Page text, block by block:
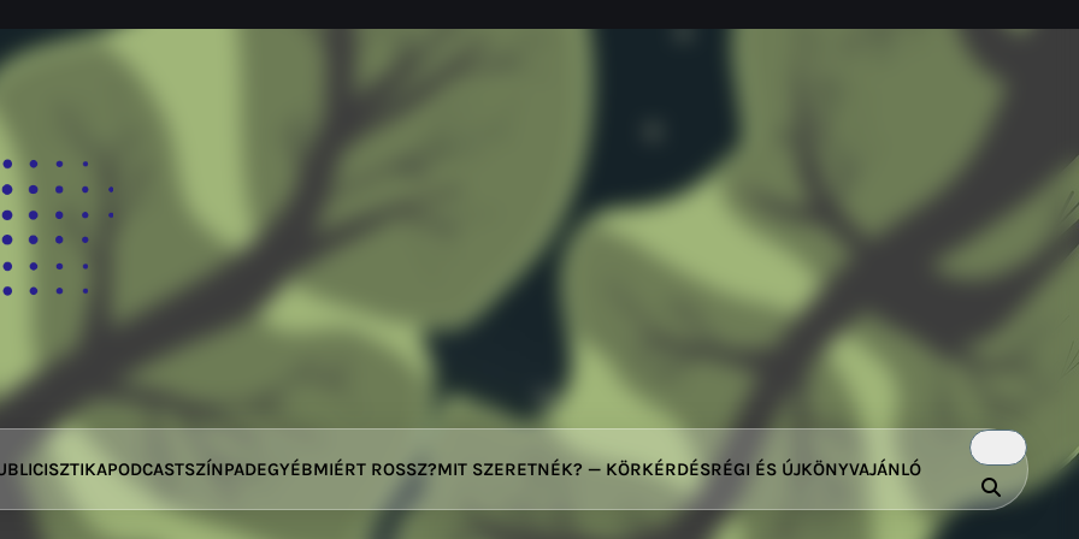
PODCASTSZÍNPADEGYÉBMIÉRT ROSSZ?MIT SZERETNÉK? — KÖRKÉRDÉSRÉGI ÉS ÚJKÖNYVAJÁNLÓ